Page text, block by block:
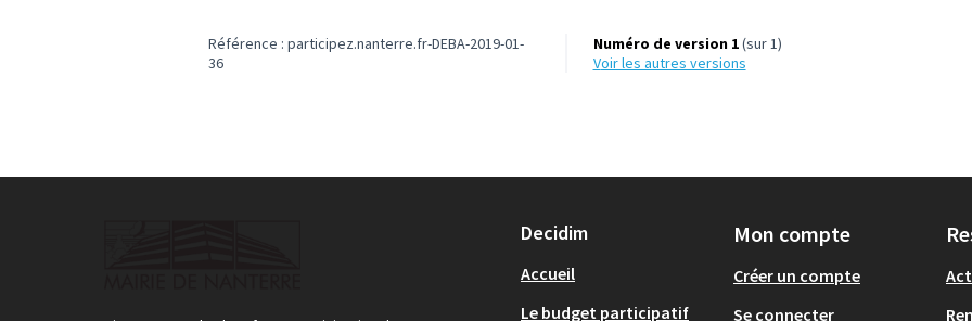
Référence : participez.nanterre.fr-DEBA-2019-01-
36
Numéro de version 1(sur 1)
voir les autres versions
Decidim
Accueil
Le budget participatif
Mon compte
Créer un compte
Se connecter